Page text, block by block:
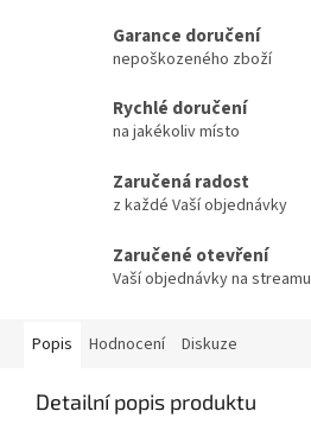
Garance doručení
nepoškozeného zboží
Rychlé doručení
na jakékoliv místo
Zaručená radost
z každé Vaší objednávky
Zaručené otevření
Vaší objednávky na streamu
Popis Hodnocení Diskuze
Detailní popis produktu